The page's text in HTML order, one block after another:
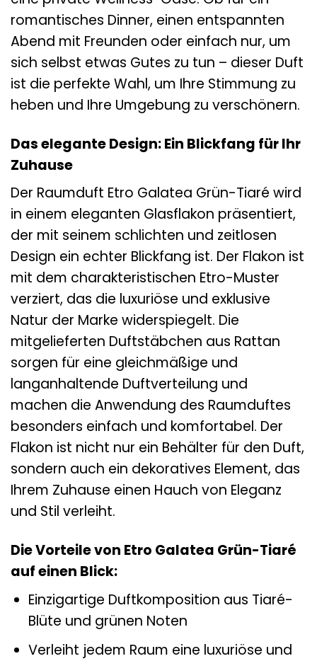
romantisches Dinner, einen entspannten
Abend mit Freunden oder einfach nur, um
sich selbst etwas Gutes zu tun – dieser Duft
ist die perfekte Wahl, um Ihre Stimmung zu
heben und Ihre Umgebung zu verschönern.
Das elegante Design: Ein Blickfang für Ihr
Zuhause
Der Raumduft Etro Galatea Grün-Tiaré wird
in einem eleganten Glasflakon präsentiert,
der mit seinem schlichten und zeitlosen
Design ein echter Blickfang ist. Der Flakon ist
mit dem charakteristischen Etro-Muster
verziert, das die luxuriöse und exklusive
Natur der Marke widerspiegelt. Die
mitgelieferten Duftstäbchen aus Rattan
sorgen für eine gleichmäßige und
langanhaltende Duftverteilung und
machen die Anwendung des Raumduftes
besonders einfach und komfortabel. Der
Flakon ist nicht nur ein Behälter für den Duft,
sondern auch ein dekoratives Element, das
Ihrem Zuhause einen Hauch von Eleganz
und Stil verleiht.
Die Vorteile von Etro Galatea Grün-Tiaré
auf einen Blick:
Einzigartige Duftkomposition aus Tiaré-
Blüte und grünen Noten
Verleiht jedem Raum eine luxuriöse und